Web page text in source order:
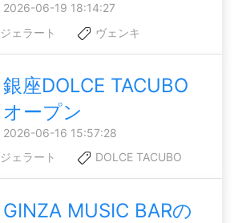
2026-06-19 18:14:27
ジェラート ヴェンキ
銀座DOLCE TACUBO
オープン
2026-06-16 15:57:28
ジェラート DOLCE TACUBO
GINZA MUSIC BARの